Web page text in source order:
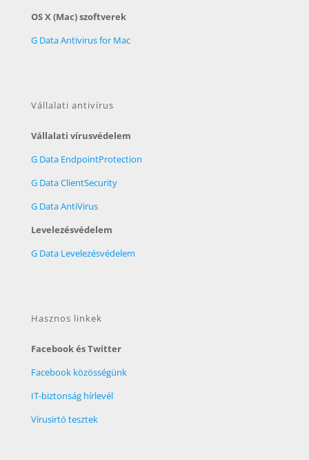
OS X (Mac) szoftverek
G Data Antivirus for Mac
Vállalati antivírus
Vállalati vírusvédelem
G Data EndpointProtection
G Data ClientSecurity
G Data AntiVirus
Levelezésvédelem
G Data Levelezésvédelem
Hasznos linkek
Facebook és Twitter
Facebook közösségünk
IT-biztonság hírlevél
Vírusirtó tesztek